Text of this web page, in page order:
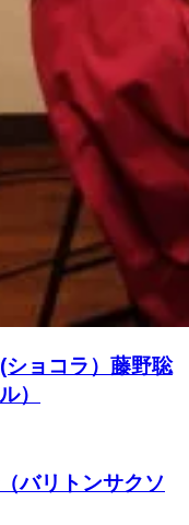
ョコラ）藤野聡
）
バリトンサクソ